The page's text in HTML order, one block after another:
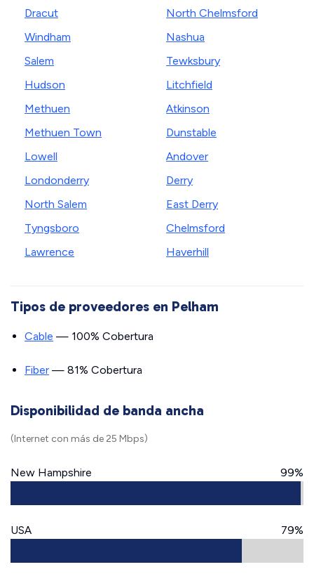
Dracut
Windham
Salem
Hudson
Methuen
Methuen Town
Lowell
Londonderry
North Salem
Tyngsboro
Lawrence
North Chelmsford
Nashua
Tewksbury
Litchfield
Atkinson
Dunstable
Andover
Derry
East Derry
Chelmsford
Haverhill
Tipos de proveedores en Pelham
Cable — 100% Cobertura
Fiber — 81% Cobertura
Disponibilidad de banda ancha
(Internet con más de 25 Mbps)
New Hampshire 99%
USA 79%